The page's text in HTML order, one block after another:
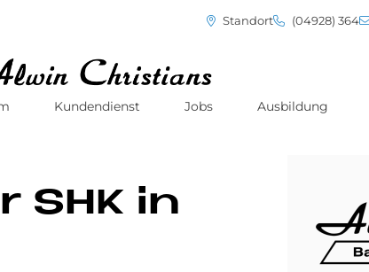
Standort (04928) 364
Kundendienst Jobs Ausbildung
SHK in